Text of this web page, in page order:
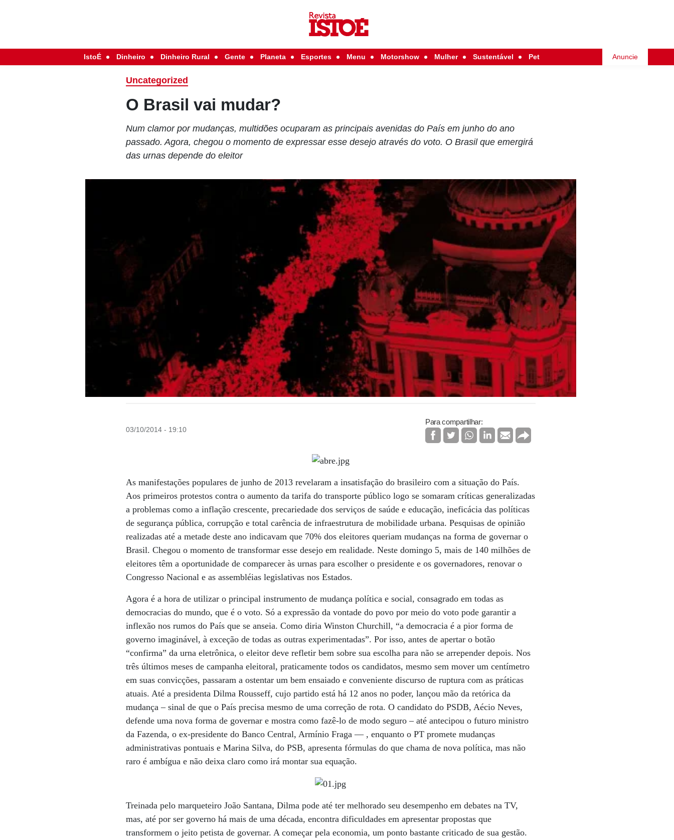
IstoÉ Dinheiro Dinheiro Rural Gente Planeta Esportes Menu Motorshow Mulher Sustentável Pet Anuncie
Uncategorized
O Brasil vai mudar?
Num clamor por mudanças, multidões ocuparam as principais avenidas do País em junho do ano
passado. Agora, chegou o momento de expressar esse desejo através do voto. O Brasil que emergirá
das urnas depende do eleitor
03/10/2014 - 19:10
Para compartilhar:
As manifestações populares de junho de 2013 revelaram a insatisfação do brasileiro com a situação do País.
Aos primeiros protestos contra o aumento da tarifa do transporte público logo se somaram críticas generalizadas
a problemas como a inflação crescente, precariedade dos serviços de saúde e educação, ineficácia das políticas
de segurança pública, corrupção e total carência de infraestrutura de mobilidade urbana. Pesquisas de opinião
realizadas até a metade deste ano indicavam que 70% dos eleitores queriam mudanças na forma de governar o
Brasil. Chegou o momento de transformar esse desejo em realidade. Neste domingo 5, mais de 140 milhões de
eleitores têm a oportunidade de comparecer às urnas para escolher o presidente e os governadores, renovar o
Congresso Nacional e as assembléias legislativas nos Estados.
Agora é a hora de utilizar o principal instrumento de mudança política e social, consagrado em todas as
democracias do mundo, que é o voto. Só a expressão da vontade do povo por meio do voto pode garantir a
inflexão nos rumos do País que se anseia. Como diria Winston Churchill, “a democracia é a pior forma de
governo imaginável, à exceção de todas as outras experimentadas”. Por isso, antes de apertar o botão
“confirma” da urna eletrônica, o eleitor deve refletir bem sobre sua escolha para não se arrepender depois. Nos
três últimos meses de campanha eleitoral, praticamente todos os candidatos, mesmo sem mover um centímetro
em suas convicções, passaram a ostentar um bem ensaiado e conveniente discurso de ruptura com as práticas
atuais. Até a presidenta Dilma Rousseff, cujo partido está há 12 anos no poder, lançou mão da retórica da
mudança – sinal de que o País precisa mesmo de uma correção de rota. O candidato do PSDB, Aécio Neves,
defende uma nova forma de governar e mostra como fazê-lo de modo seguro – até antecipou o futuro ministro
da Fazenda, o ex-presidente do Banco Central, Armínio Fraga — , enquanto o PT promete mudanças
administrativas pontuais e Marina Silva, do PSB, apresenta fórmulas do que chama de nova política, mas não
raro é ambígua e não deixa claro como irá montar sua equação.
Treinada pelo marqueteiro João Santana, Dilma pode até ter melhorado seu desempenho em debates na TV,
mas, até por ser governo há mais de uma década, encontra dificuldades em apresentar propostas que
transformem o jeito petista de governar. A começar pela economia, um ponto bastante criticado de sua gestão.